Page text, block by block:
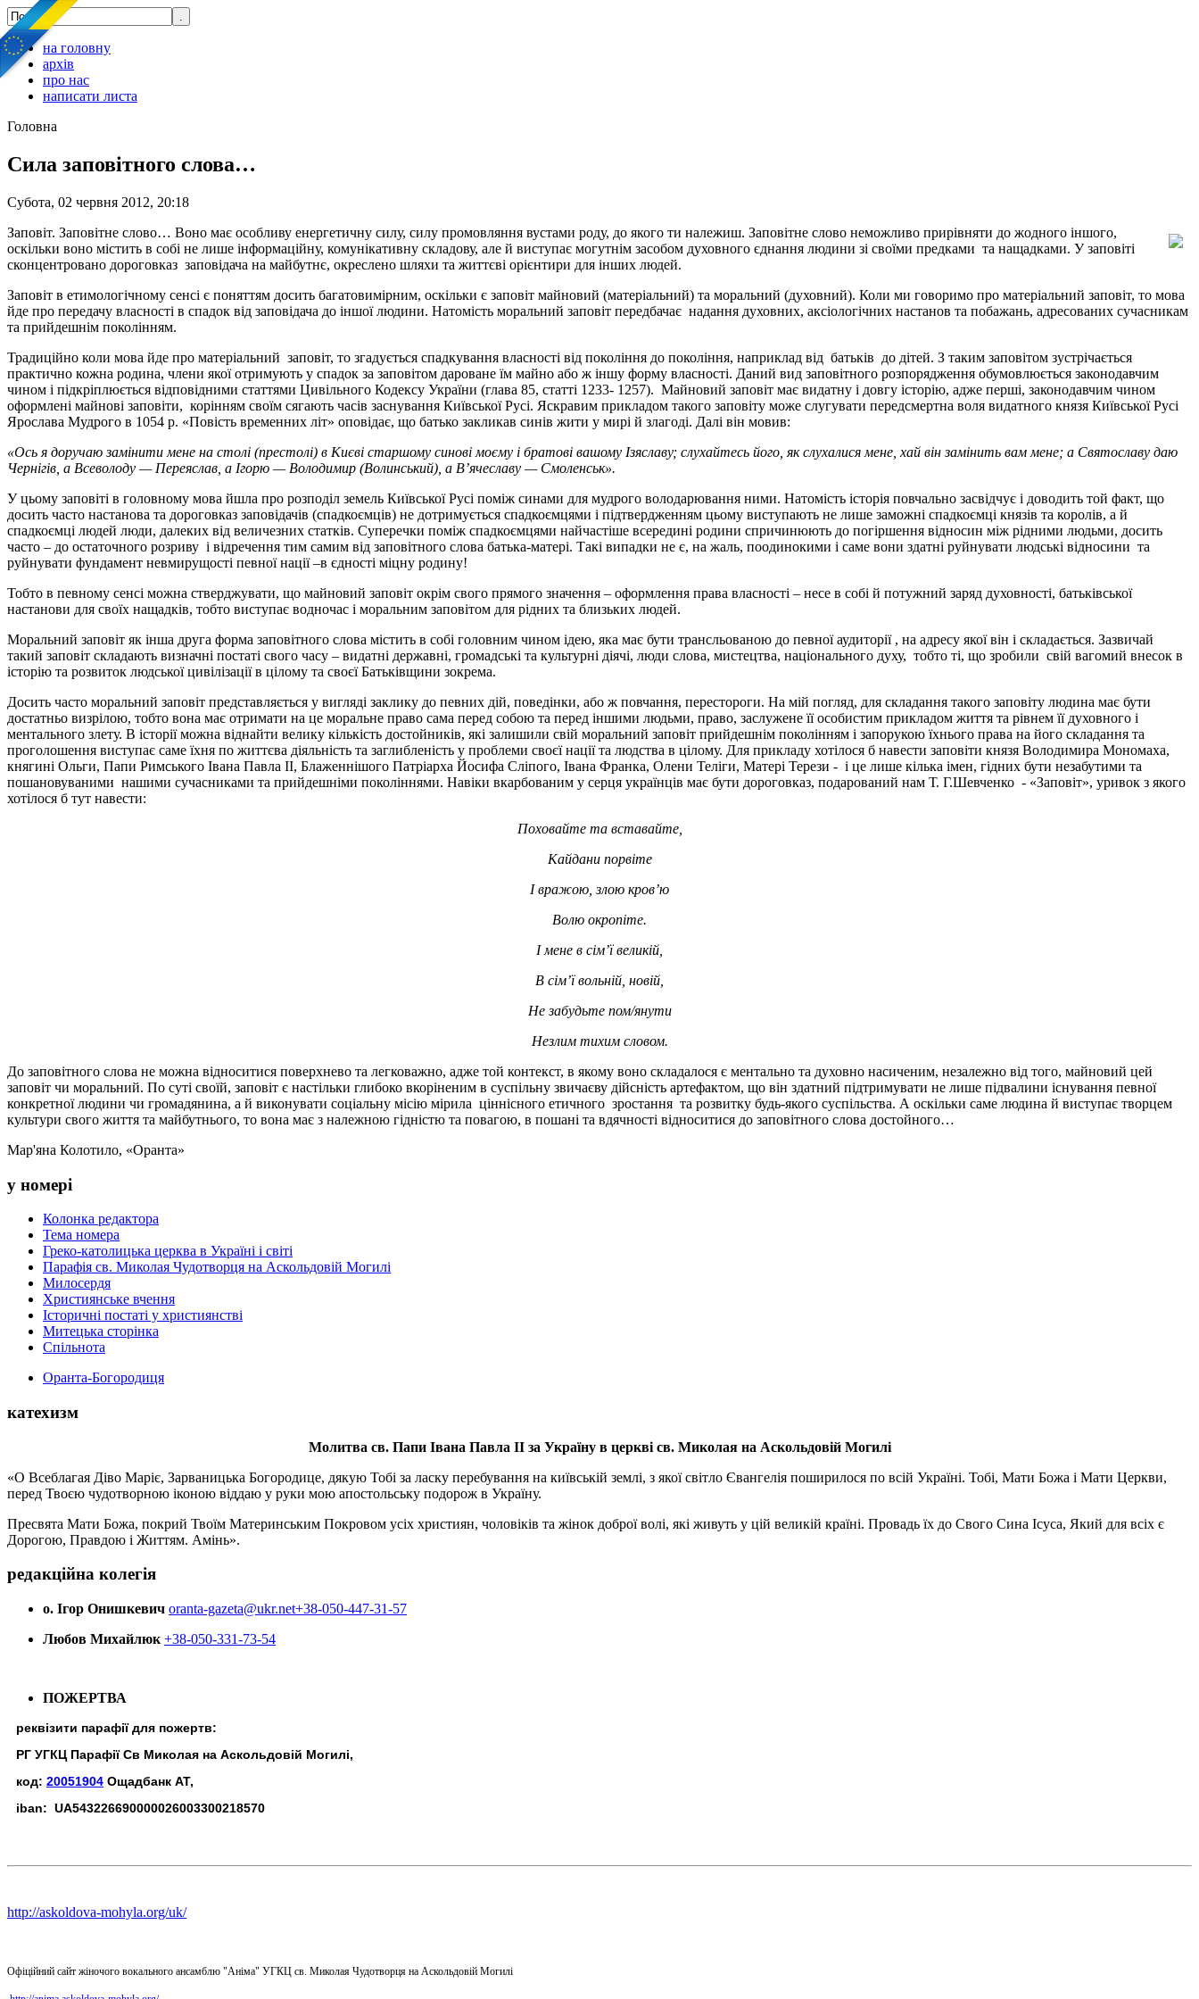
на головну
архів
про нас
написати листа
Головна
Сила заповітного слова…
Субота, 02 червня 2012, 20:18
Заповіт. Заповітне слово… Воно має особливу енергетичну силу, силу промовляння вустами роду, до якого ти належиш. Заповітне слово неможливо прирівняти до жодного іншого,
оскільки воно містить в собі не лише інформаційну, комунікативну складову, але й виступає могутнім засобом духовного єднання людини зі своїми предками та нащадками. У заповіті
сконцентровано дороговказ заповідача на майбутнє, окреслено шляхи та життєві орієнтири для інших людей.
Заповіт в етимологічному сенсі є поняттям досить багатовимірним, оскільки є заповіт майновий (матеріальний) та моральний (духовний). Коли ми говоримо про матеріальний заповіт, то мова
йде про передачу власності в спадок від заповідача до іншої людини. Натомість моральний заповіт передбачає надання духовних, аксіологічних настанов та побажань, адресованих сучасникам
та прийдешнім поколінням.
Традиційно коли мова йде про матеріальний заповіт, то згадується спадкування власності від покоління до покоління, наприклад від батьків до дітей. З таким заповітом зустрічається
практично кожна родина, члени якої отримують у спадок за заповітом дароване їм майно або ж іншу форму власності. Даний вид заповітного розпорядження обумовлюється законодавчим
чином і підкріплюється відповідними статтями Цивільного Кодексу України (глава 85, статті 1233- 1257). Майновий заповіт має видатну і довгу історію, адже перші, законодавчим чином
оформлені майнові заповіти, корінням своїм сягають часів заснування Київської Русі. Яскравим прикладом такого заповіту може слугувати передсмертна воля видатного князя Київської Русі
Ярослава Мудрого в 1054 р. «Повість временних літ» оповідає, що батько закликав синів жити у мирі й злагоді. Далі він мовив:
«Ось я доручаю замінити мене на столі (престолі) в Києві старшому синові моєму і братові вашому Ізяславу; слухайтесь його, як слухалися мене, хай він замінить вам мене; а Святославу даю
Чернігів, а Всеволоду — Переяслав, а Ігорю — Володимир (Волинський), а В’ячеславу — Смоленськ».
У цьому заповіті в головному мова йшла про розподіл земель Київської Русі поміж синами для мудрого володарювання ними. Натомість історія повчально засвідчує і доводить той факт, що
досить часто настанова та дороговказ заповідачів (спадкоємців) не дотримується спадкоємцями і підтвердженням цьому виступають не лише заможні спадкоємці князів та королів, а й
спадкоємці людей люди, далеких від величезних статків. Суперечки поміж спадкоємцями найчастіше всередині родини спричинюють до погіршення відносин між рідними людьми, досить
часто – до остаточного розриву і відречення тим самим від заповітного слова батька-матері. Такі випадки не є, на жаль, поодинокими і саме вони здатні руйнувати людські відносини та
руйнувати фундамент невмирущості певної нації –в єдності міцну родину!
Тобто в певному сенсі можна стверджувати, що майновий заповіт окрім свого прямого значення – оформлення права власності – несе в собі й потужний заряд духовності, батьківської
настанови для своїх нащадків, тобто виступає водночас і моральним заповітом для рідних та близьких людей.
Моральний заповіт як інша друга форма заповітного слова містить в собі головним чином ідею, яка має бути трансльованою до певної аудиторії , на адресу якої він і складається. Зазвичай
такий заповіт складають визначні постаті свого часу – видатні державні, громадські та культурні діячі, люди слова, мистецтва, національного духу, тобто ті, що зробили свій вагомий внесок в
історію та розвиток людської цивілізації в цілому та своєї Батьківщини зокрема.
Досить часто моральний заповіт представляється у вигляді заклику до певних дій, поведінки, або ж повчання, перестороги. На мій погляд, для складання такого заповіту людина має бути
достатньо визрілою, тобто вона має отримати на це моральне право сама перед собою та перед іншими людьми, право, заслужене її особистим прикладом життя та рівнем її духовного і
ментального злету. В історії можна віднайти велику кількість достойників, які залишили свій моральний заповіт прийдешнім поколінням і запорукою їхнього права на його складання та
проголошення виступає саме їхня по життєва діяльність та заглибленість у проблеми своєї нації та людства в цілому. Для прикладу хотілося б навести заповіти князя Володимира Мономаха,
княгині Ольги, Папи Римського Івана Павла ІІ, Блаженнішого Патріарха Йосифа Сліпого, Івана Франка, Олени Теліги, Матері Терези - і це лише кілька імен, гідних бути незабутими та
пошановуваними нашими сучасниками та прийдешніми поколіннями. Навіки вкарбованим у серця українців має бути дороговказ, подарований нам Т. Г.Шевченко - «Заповіт», уривок з якого
хотілося б тут навести:
Поховайте та вставайте,
Кайдани порвіте
І вражою, злою кров’ю
Волю окропіте.
І мене в сім’ї великій,
В сім’ї вольній, новій,
Не забудьте пом/янути
Незлим тихим словом.
До заповітного слова не можна відноситися поверхнево та легковажно, адже той контекст, в якому воно складалося є ментально та духовно насиченим, незалежно від того, майновий цей
заповіт чи моральний. По суті своїй, заповіт є настільки глибоко вкоріненим в суспільну звичаєву дійсність артефактом, що він здатний підтримувати не лише підвалини існування певної
конкретної людини чи громадянина, а й виконувати соціальну місію мірила ціннісного етичного зростання та розвитку будь-якого суспільства. А оскільки саме людина й виступає творцем
культури свого життя та майбутнього, то вона має з належною гідністю та повагою, в пошані та вдячності відноситися до заповітного слова достойного…
Мар'яна Колотило, «Оранта»
у номері
Колонка редактора
Тема номера
Греко-католицька церква в Україні і світі
Парафія св. Миколая Чудотворця на Аскольдовій Могилі
Милосердя
Християнське вчення
Історичні постаті у християнстві
Митецька сторінка
Спільнота
Оранта-Богородиця
катехизм
Молитва св. Папи Івана Павла ІІ за Україну в церкві св. Миколая на Аскольдовій Могилі
«О Всеблагая Діво Маріє, Зарваницька Богородице, дякую Тобі за ласку перебування на київській землі, з якої світло Євангелія поширилося по всій Україні. Тобі, Мати Божа і Мати Церкви,
перед Твоєю чудотворною іконою віддаю у руки мою апостольську подорож в Україну.
Пресвята Мати Божа, покрий Твоїм Материнським Покровом усіх християн, чоловіків та жінок доброї волі, які живуть у цій великій країні. Провадь їх до Свого Сина Ісуса, Який для всіх є
Дорогою, Правдою і Життям. Амінь».
редакційна колегія
о. Ігор Онишкевич oranta-gazeta@ukr.net+38-050-447-31-57
Любов Михайлюк +38-050-331-73-54
ПОЖЕРТВА
реквізити парафії для пожертв:
РГ УГКЦ Парафії Св Миколая на Аскольдовій Могилі,
код: 20051904 Ощадбанк АТ,
iban: UA543226690000026003300218570
http://askoldova-mohyla.org/uk/
Офіційний сайт жіночого вокального ансамблю "Аніма" УГКЦ св. Миколая Чудотворця на Аскольдовій Могилі